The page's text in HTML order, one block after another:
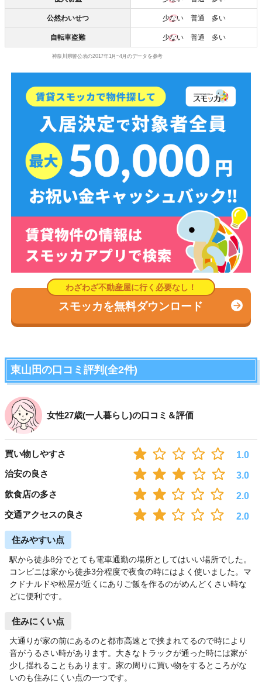
公然わいせつ 少ない普通 多い
自転車盗難 少ない普通 多い
神奈川県警公表の2017年1月~4月のデータを参考
スモッカを無料ダウンロード
東山田の口コミ評判(全2件)
女性27歳(一人暮らし)の口コミ＆評価
買い物しやすさ
1.0
治安の良さ
3.0
飲食店の多さ
2.0
交通アクセスの良さ
2.0
住みやすい点
駅から徒歩8分でとても電車通勤の場所としてはいい場所でした。
コンビニは家から徒歩3分程度で夜食の時にはよく使いました。マ
クドナルドや松屋が近くにありご飯を作るのがめんどくさい時な
どに便利です。
住みにくい点
大通りが家の前にあるのと都市高速とで挟まれてるので時により
音がうるさい時があります。大きなトラックが通った時には家が
少し揺れることもあります。家の周りに買い物をするところがな
いのも住みにくい点の一つです。